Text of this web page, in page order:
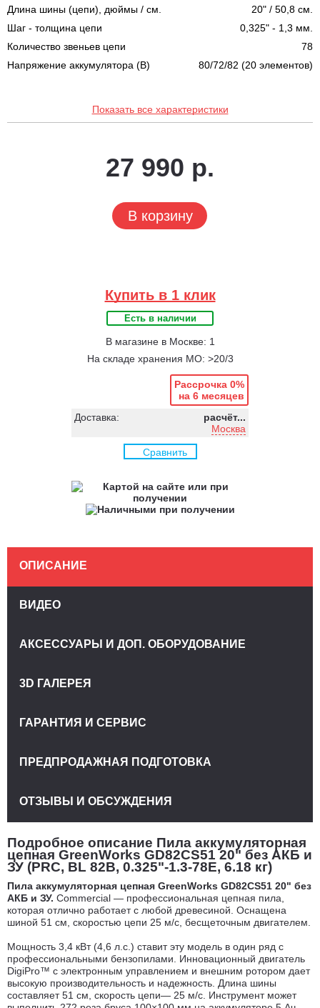
Длина шины (цепи), дюймы / см.
20" / 50,8 см.
Шаг - толщина цепи
0,325" - 1,3 мм.
Количество звеньев цепи
78
Напряжение аккумулятора (В)
80/72/82 (20 элементов)
Показать все характеристики
27 990 р.
В корзину
Купить в 1 клик
Есть в наличии
В магазине в Москве: 1
На складе хранения МО: >20/3
Рассрочка 0%
на 6 месяцев
Доставка:
расчёт...
Москва
Сравнить
Подробное описание Пила аккумуляторная
цепная GreenWorks GD82CS51 20" без АКБ и
ЗУ (PRC, BL 82В, 0.325"-1.3-78E, 6.18 кг)
Пила аккумуляторная цепная GreenWorks GD82CS51 20" без
АКБ и ЗУ. Commercial — профессиональная цепная пила,
которая отлично работает с любой древесиной. Оснащена
шиной 51 см, скоростью цепи 25 м/с, бесщеточным двигателем.
Мощность 3,4 кВт (4,6 л.с.) ставит эту модель в один ряд с
профессиональными бензопилами. Инновационный двигатель
DigiPro™ с электронным управлением и внешним ротором дает
высокую производительность и надежность. Длина шины
составляет 51 см, скорость цепи— 25 м/c. Инструмент может
ОПИСАНИЕ
ВИДЕО
АКСЕССУАРЫ И ДОП. ОБОРУДОВАНИЕ
3D ГАЛЕРЕЯ
ГАРАНТИЯ И СЕРВИС
ПРЕДПРОДАЖНАЯ ПОДГОТОВКА
ОТЗЫВЫ И ОБСУЖДЕНИЯ